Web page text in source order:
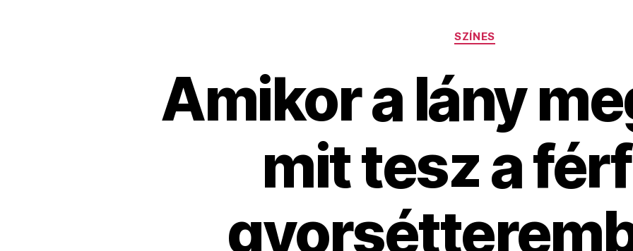
Kategóriák
SZÍNES
Amikor a lány
mit tesz a